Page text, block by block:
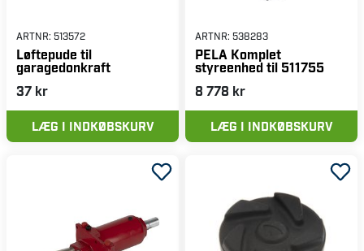
ARTNR: 513572
Løftepude til
garagedonkraft
37 kr
LÆG I INDKØBSKURV
ARTNR: 538283
PELA Komplet
styreenhed til 511755
8 778 kr
LÆG I INDKØBSKURV